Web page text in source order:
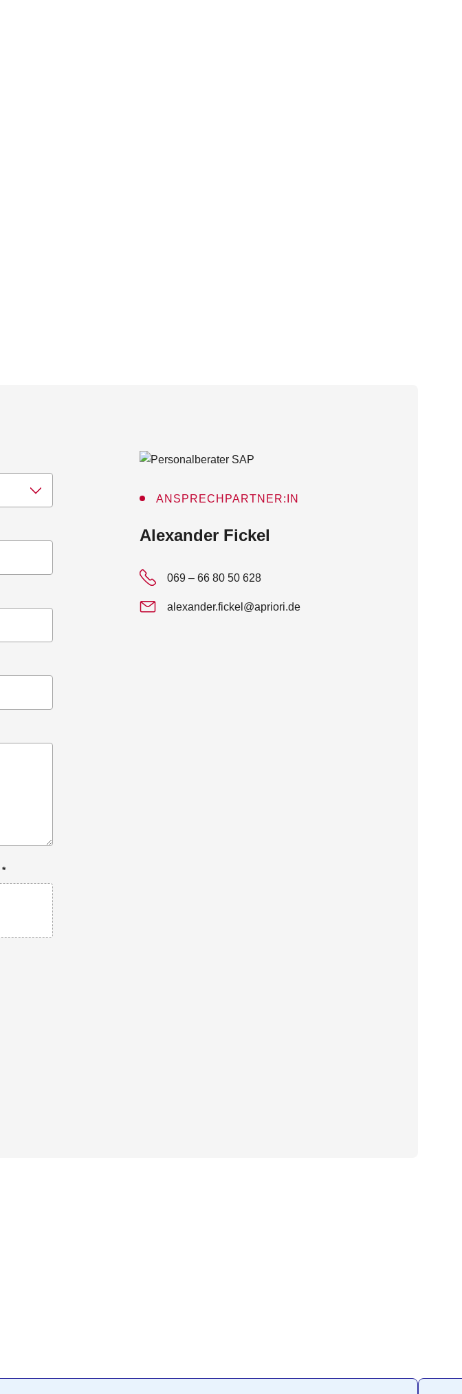
*
ANSPRECHPARTNER:IN
:
Alexander Fickel
069 – 66 80 50 628
alexander.fickel@apriori.de